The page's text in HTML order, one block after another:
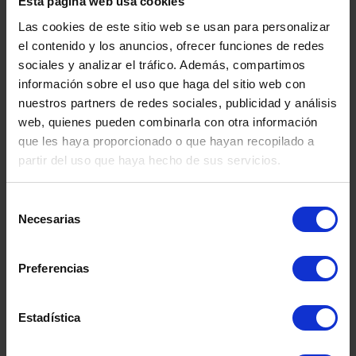
Las cookies de este sitio web se usan para personalizar
el contenido y los anuncios, ofrecer funciones de redes
sociales y analizar el tráfico. Además, compartimos
información sobre el uso que haga del sitio web con
nuestros partners de redes sociales, publicidad y análisis
web, quienes pueden combinarla con otra información
que les haya proporcionado o que hayan recopilado a
partir del uso que haya hecho de sus servicios.
Necesarias
Preferencias
Estadística
Utiliza materiales de embalaje de calidad
para proteger tus pertenencias. Las cajas
resistentes, el plástico de burbujas y las
mantas para mudanzas pueden ayudar a
evitar daños
durante el almacenamiento.
Rotación de Artículos
Si estás almacenando artículos de
según la época del año. Cuando buscas el
alquiler de trasteros cerca de mi, lo ideal es
colocar los objetos que necesitarás pronto